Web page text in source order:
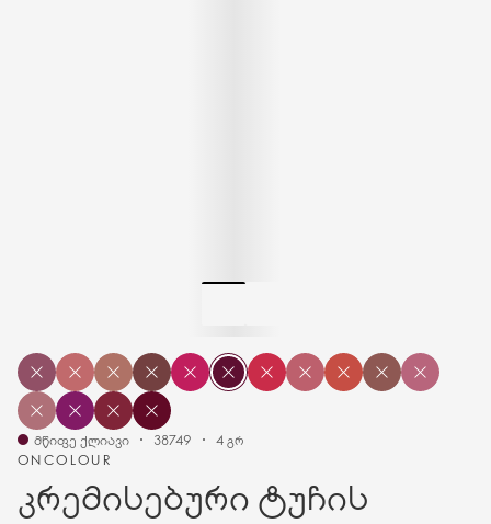
ONCOLOUR
კრემისებური ტუჩის
მწიფე ქლიავი 38749 4 გრ